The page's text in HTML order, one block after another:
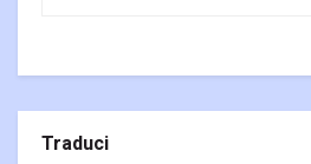
Traduci